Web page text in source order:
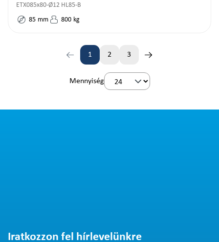
ETX085x80-Ø12 HL85-B
85 mm 800 kg
Oldal
1 2 3
Mennyiség
Iratkozzon fel hírlevelünkre